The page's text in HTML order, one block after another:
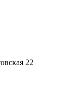
22